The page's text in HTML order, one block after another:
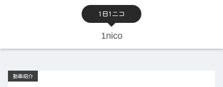
1日1ニコ
1nico
動画紹介